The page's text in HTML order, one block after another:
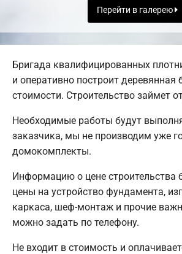
Перейти в галерею
Бригада квалифицированных
и оперативно построит деревянная
стоимости. Строительство займет
Необходимые работы будут
заказчика, мы не производим уже
домокомплекты.
Информацию о цене строительства
цены на устройство фундамента,
каркаса, шеф-монтаж и прочие
можно задать по телефону.
Не входит в стоимость и